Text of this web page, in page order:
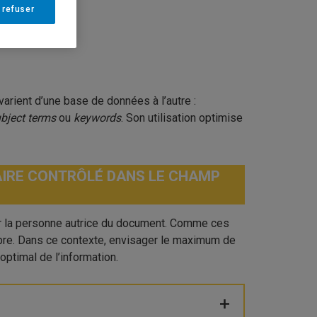
d’une base de données à l’autre :
termsou keywords. Son utilisation optimise
CONTRÔLÉ DANS LE CHAMP
personne autrice du document. Comme ces
Dans ce contexte, envisager le maximum de
de l’information.
refuser